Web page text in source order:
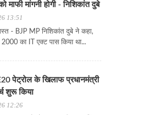
माफी मांगनी होगी - निशिकांत दुबे
13:51
- BJP MP निशिकांत दुबे ने कहा,
का IT एक्ट पास किया था...
पेट्रोल के खिलाफ प्रधानमंत्री
शुरू किया
12:26